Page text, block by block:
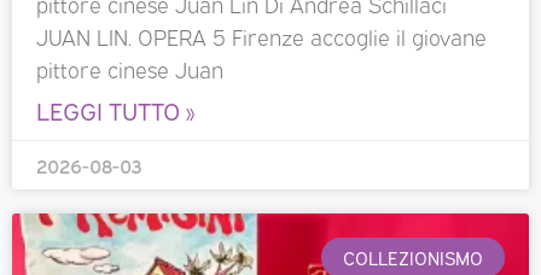
JUAN LIN. OPERA 5 Firenze accoglie il giovane
pittore cinese Juan
LEGGI TUTTO »
2026-08-03
COLLEZIONISMO